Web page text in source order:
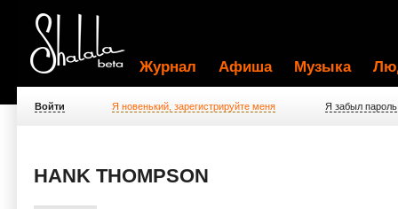
Журнал Афиша Музыка
Войти Я новенький, зарегистрируйте меня Я забыл пароль
HANK THOMPSON